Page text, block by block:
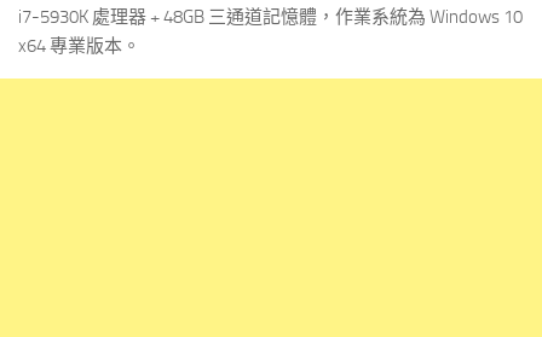
i7-5930K 處理器 + 48GB 三通道記憶體，作業系統為 Windows 10
x64 專業版本。